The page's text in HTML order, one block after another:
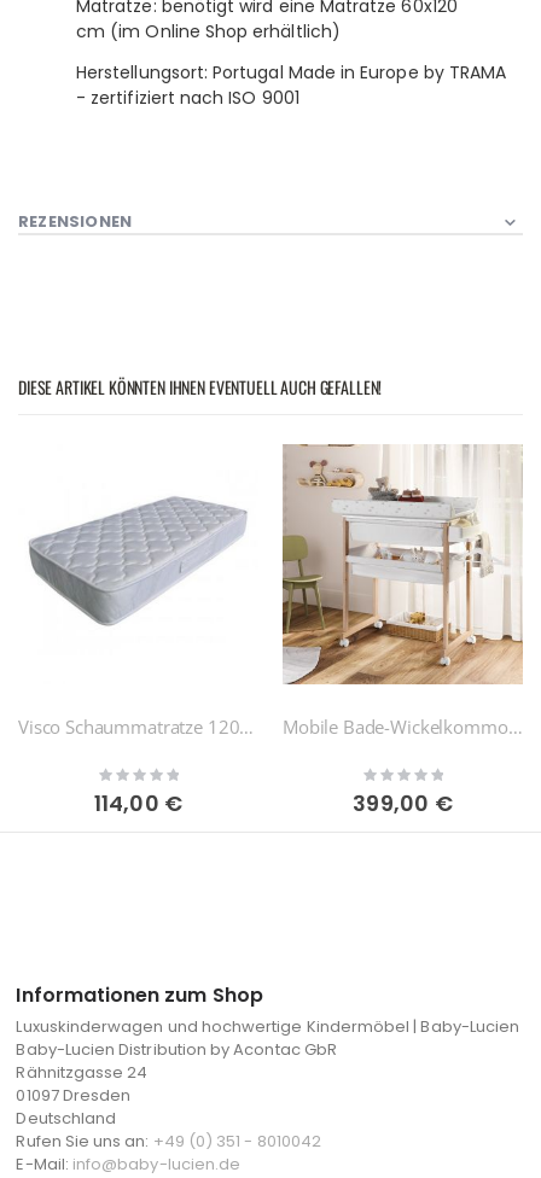
Matratze: benötigt wird eine Matratze 60x120
cm (im Online Shop erhältlich)
Herstellungsort: Portugal Made in Europe by TRAMA
- zertifiziert nach ISO 9001
REZENSIONEN
DIESE ARTIKEL KÖNNTEN IHNEN EVENTUELL AUCH GEFALLEN!
Visco Schaummatratze 120x60
Rating:
0%
114,00 €
Mobile Bade-Wickelkommode
Rating:
0%
399,00 €
Informationen zum Shop
Luxuskinderwagen und hochwertige Kindermöbel | Baby-Lucien
Baby-Lucien Distribution by Acontac GbR
Rähnitzgasse 24
01097 Dresden
Deutschland
Rufen Sie uns an: +49 (0) 351 - 8010042
E-Mail: info@baby-lucien.de